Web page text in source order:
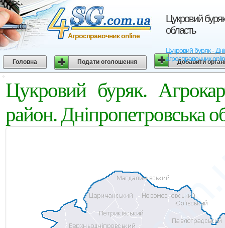
Цукровий
область
Цукровий буряк -
агросправочник
Агросправочник online
Головна Подати оголошення Добавити
Цукровий буряк.
район. Дніпропетровська